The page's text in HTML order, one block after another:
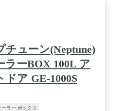
ップ】さっと汚れが拭き取り
でも清潔に保てます。 / 【カ
ップ部分にカップホルダーを
簡単なテーブルとしても使
水切りが設置されており溜ま
なっています。 / 【便利な水
が設置されているため、クー
簡単に排水できます。 / 【サ
84×45×45（H）cm 内寸：約
質】ポリエチレン、ポリプロ
泡ウレタン
チューン(Neptune)
ラーBOX 100L ア
ドア GE-1000S
ーラー ボックス